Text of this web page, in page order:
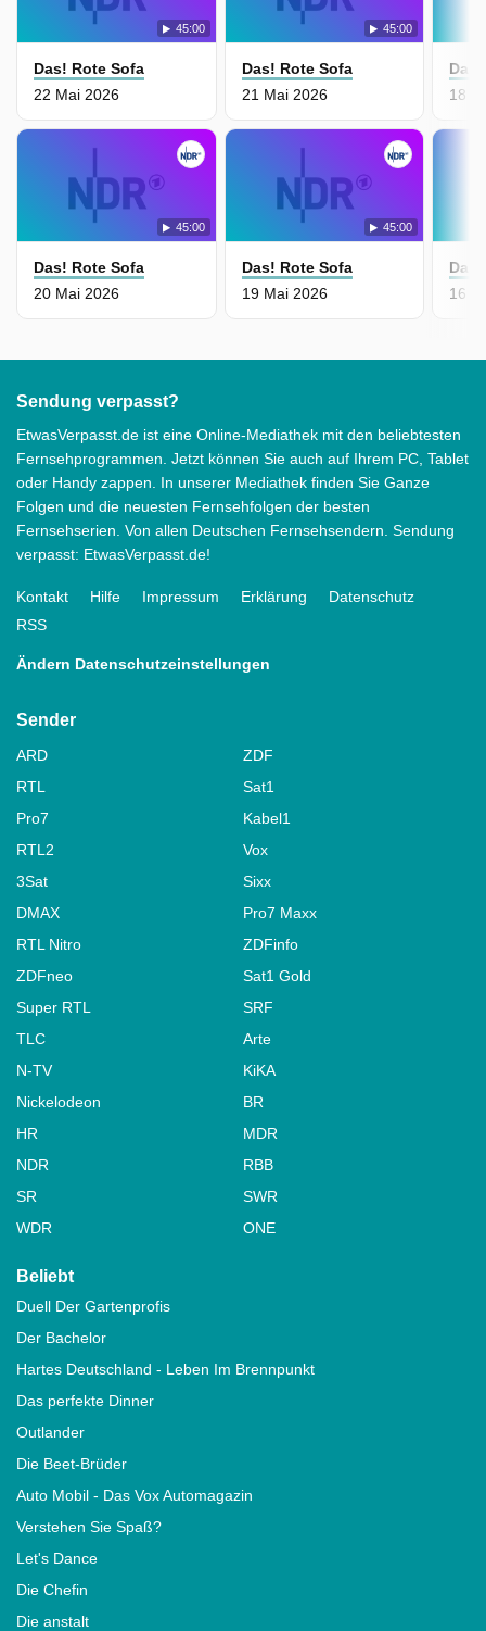
45:00
Das! Rote Sofa
22 Mai 2026
45:00
Das! Rote Sofa
21 Mai 2026
45:00
Das! Rote Sofa
20 Mai 2026
45:00
Das! Rote Sofa
19 Mai 2026
18
16
Sendung verpasst?
EtwasVerpasst.de ist eine Online-Mediathek mit den beliebtesten
Fernsehprogrammen. Jetzt können Sie auch auf Ihrem PC, Tablet
oder Handy zappen. In unserer Mediathek finden Sie Ganze
Folgen und die neuesten Fernsehfolgen der besten
Fernsehserien. Von allen Deutschen Fernsehsendern. Sendung
verpasst: EtwasVerpasst.de!
Kontakt Hilfe Impressum Erklärung
Datenschutz
RSS
Ändern Datenschutzeinstellungen
Sender
ARD
ZDF
RTL
Sat1
Pro7
Kabel1
RTL2
Vox
3Sat
Sixx
DMAX
Pro7 Maxx
RTL Nitro
ZDFinfo
ZDFneo
Sat1 Gold
Super RTL
SRF
TLC
Arte
N-TV
KiKA
Nickelodeon
BR
HR
MDR
NDR
RBB
SR
SWR
WDR
ONE
Beliebt
Duell Der Gartenprofis
Der Bachelor
Hartes Deutschland - Leben Im Brennpunkt
Das perfekte Dinner
Outlander
Die Beet-Brüder
Auto Mobil - Das Vox Automagazin
Verstehen Sie Spaß?
Let's Dance
Die Chefin
Die anstalt